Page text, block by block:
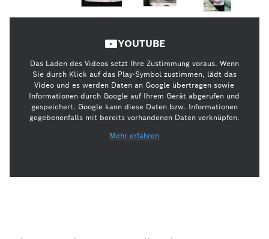
YOUTUBE
Das Laden des Videos setzt Ihre Zustimmung voraus. Wenn
Sie durch Klick auf das Play-Symbol zustimmen, lädt das
Video und es werden Daten an Google übertragen sowie
Informationen durch Google auf Ihrem Gerät abgerufen und
gespeichert. Google kann diese Daten bzw. Informationen
gegebenenfalls mit bereits vorhandenen Daten verknüpfen.
Mehr erfahren